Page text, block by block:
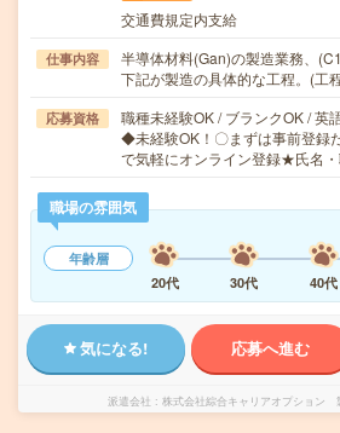
交通費規定内支給
仕事内容
半導体材料(Gan)の製造業務、
下記が製造の具体的な工程。(工
応募資格
職種未経験OK / ブランクOK / 英
◆未経験OK！〇まずは事前登録
で気軽にオンライン登録★氏名
職場の雰囲気
年齢層
20代
30代 40代
気になる! 応募へ進む
派遣会社 株式会社綜合キャリアオプション